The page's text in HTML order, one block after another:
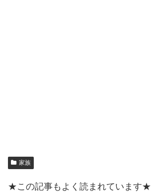
家族
★この記事もよく読まれています★